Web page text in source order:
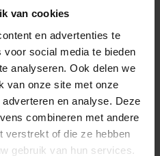
van cookies
en advertenties te
social media te bieden
analyseren. Ook delen we
van onze site met onze
en analyse. Deze
combineren met andere
verstrekt of die ze hebben
gebruik van hun services.
van de infrastructuur
over de evaluatie en de
even bij